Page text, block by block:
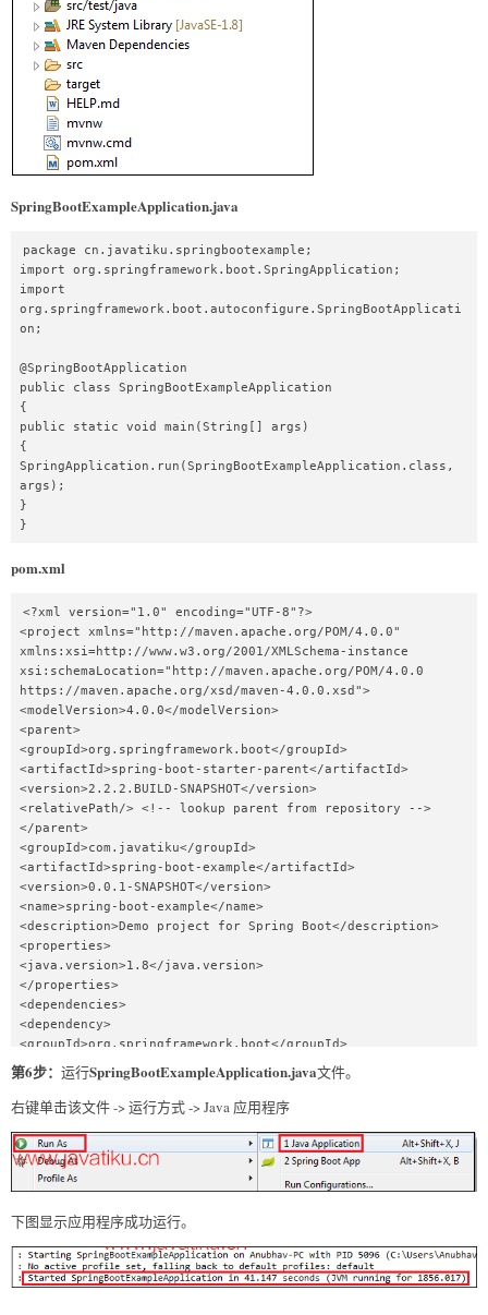
SpringBootExampleApplication.java
package cn.javatiku.springbootexample;
import org.springframework.boot.SpringApplication;
import
org.springframework.boot.autoconfigure.SpringBootApplicati
on;
@SpringBootApplication
public class SpringBootExampleApplication
{
public static void main(String[] args)
{
SpringApplication.run(SpringBootExampleApplication.class,
args);
}
}
pom.xml
<?xml version="1.0" encoding="UTF-8"?>
<project xmlns="http://maven.apache.org/POM/4.0.0"
xmlns:xsi=http://www.w3.org/2001/XMLSchema-instance
xsi:schemaLocation="http://maven.apache.org/POM/4.0.0
https://maven.apache.org/xsd/maven-4.0.0.xsd">
<modelVersion>4.0.0</modelVersion>
<parent>
<groupId>org.springframework.boot</groupId>
<artifactId>spring-boot-starter-parent</artifactId>
<version>2.2.2.BUILD-SNAPSHOT</version>
<relativePath/> <!-- lookup parent from repository -->
</parent>
<groupId>com.javatiku</groupId>
<artifactId>spring-boot-example</artifactId>
<version>0.0.1-SNAPSHOT</version>
<name>spring-boot-example</name>
<description>Demo project for Spring Boot</description>
<properties>
<java.version>1.8</java.version>
</properties>
<dependencies>
<dependency>
<groupId>org.springframework.boot</groupId>
<artifactId>spring-boot-starter</artifactId>
</dependency>
<dependency>
<artifactId>spring-boot-starter-test</artifactId>
<scope>test</scope>
<exclusions>
<groupId>org.junit.vintage</groupId>
</exclusion>
</exclusions>
第6步： 运行SpringBootExampleApplication.java文件。
右键单击该文件 -> 运行方式 -> Java 应用程序
下图显示应用程序成功运行。